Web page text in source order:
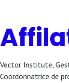
Vector Institute,
Coordonnatrice de